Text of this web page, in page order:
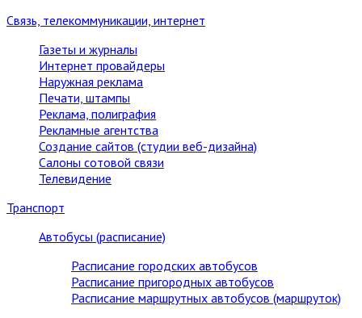
Связь, телекоммуникации, интернет
Газеты и журналы
Интернет провайдеры
Наружная реклама
Печати, штампы
Реклама, полиграфия
Рекламные агентства
Создание сайтов (студии веб-дизайна)
Салоны сотовой связи
Телевидение
Транспорт
Автобусы (расписание)
Расписание городских автобусов
Расписание пригородных автобусов
Расписание маршрутных автобусов (маршруток)